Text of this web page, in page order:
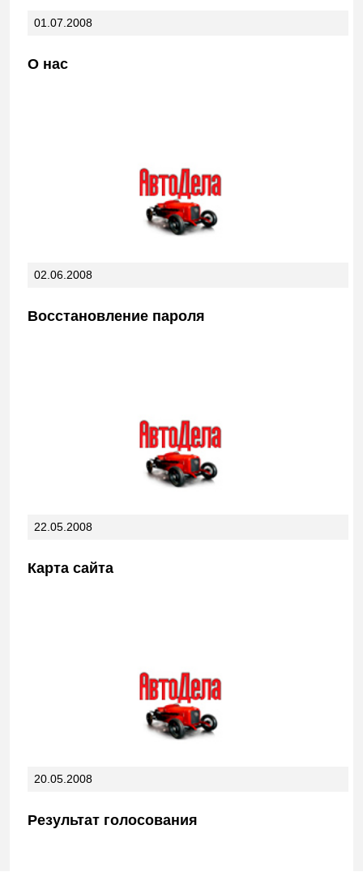
01.07.2008
О нас
02.06.2008
Восстановление пароля
22.05.2008
Карта сайта
20.05.2008
Результат голосования